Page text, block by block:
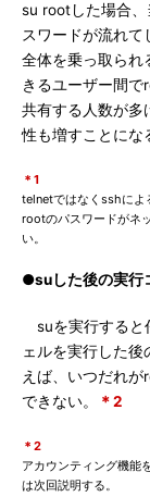
su rootした場合
スワードが流れ
全体を乗っ取られ
きるユーザー間で
共有する人数が多
性も増すことにな
＊1
telnetではなくsshによ
rootのパスワードがネ
い。
●suした後の実行
suを実行すると
ェルを実行した
えば、いつだれ
できない。
＊2
＊2
アカウンティング機能
は次回説明する。